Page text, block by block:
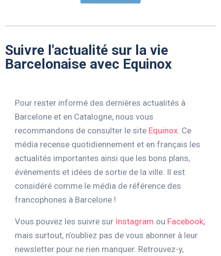
Suivre l'actualité sur la vie
Barcelonaise avec Equinox
Pour rester informé des dernières actualités à
Barcelone et en Catalogne, nous vous
recommandons de consulter le site Equinox. Ce
média recense quotidiennement et en français les
actualités importantes ainsi que les bons plans,
événements et idées de sortie de la ville. Il est
considéré comme le média de référence des
francophones à Barcelone !
Vous pouvez les suivre sur Instagram ou Facebook,
mais surtout, n’oubliez pas de vous abonner à leur
newsletter pour ne rien manquer. Retrouvez-y,